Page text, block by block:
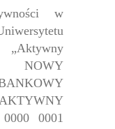
w
NOWY
0001